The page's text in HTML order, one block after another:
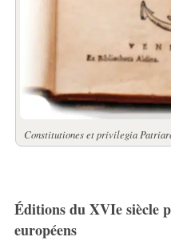
Constitutiones et privilegia
Éditions du XVIe siècle
européens